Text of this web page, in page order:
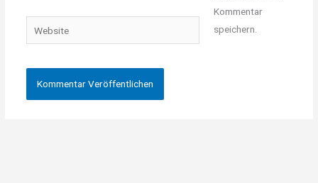
Website
Kommentar
speichern.